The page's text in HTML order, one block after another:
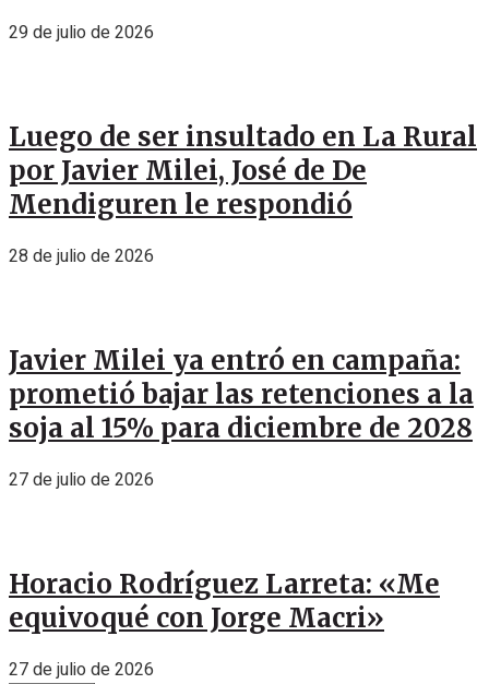
29 de julio de 2026
Luego de ser insultado en La Rural
por Javier Milei, José de De
Mendiguren le respondió
28 de julio de 2026
Javier Milei ya entró en campaña:
prometió bajar las retenciones a la
soja al 15% para diciembre de 2028
27 de julio de 2026
Horacio Rodríguez Larreta: «Me
equivoqué con Jorge Macri»
27 de julio de 2026